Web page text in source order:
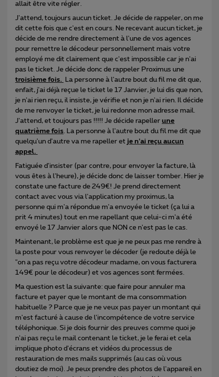
allait être vite régler.
J'attend, toujours aucun ticket. Je décide de rappeler, on me
dit cette fois que c'est en cours. Ne recevant aucun ticket, je
décide de me rendre directement à l'une de vos agences
pour remettre le décodeur personnellement mais votre
employé me dit clairement que c'est impossible car je n'ai
pas le ticket. Je décide donc de rappeler Proximus une
troisième fois.
La personne à l'autre bout du fil me dit que,
enfait, j'ai déjà reçue le ticket le 17 Janvier, je lui dis que non,
je n'ai rien reçu, il insiste, je vérifie et non je n'ai rien. Il décide
de me renvoyer le ticket, je lui redonne mon adresse mail.
J'attend, et toujours pas !!!!! Je décide rapeller une
quatrième fois​​. La personne à l'autre bout du fil me dit que
quelqu'un d'autre va me rapeller et je n'ai reçu aucun
appel.
Fatiguée d'insister (par contre, pour envoyer la facture, là
vous êtes à l'heure), je décide donc de laisser tomber. Hier je
constate une facture de 249€! Je prend directement
contact avec vous via l'application my proximus, la
personne qui m'a répondue m'a envoyée le ticket (ça lui a
prit 4 minutes) tout en me rapellant que celui-ci m'a été
envoyé le 17 Janvier alors que NON ce n'est pas le cas.
Maintenant, le problème est que je ne peux pas me rendre à
la poste pour vous renvoyer le décoder (je redoute déjà le
"on a pas reçu votre décodeur madame, on vous facturera
149€ pour le décodeur) et vos agences sont fermées.
Ma question est la suivante: que faire pour annuler ma
facture et payer que le montant de ma consommation
habituelle ? Parce que je ne veux pas payer un montant qui
m'est facturé à cause de l'incompétence de votre service
téléphonique. Si je dois fournir des preuves comme quoi je
n'ai pas reçu le mail contenant le ticket, je le ferai et cela
implique photo d'écrans et vidéos du processus de
restauration de mes mails supprimés (au cas où vous
doutiez de moi). Je peux prendre des photos de l'appareil en